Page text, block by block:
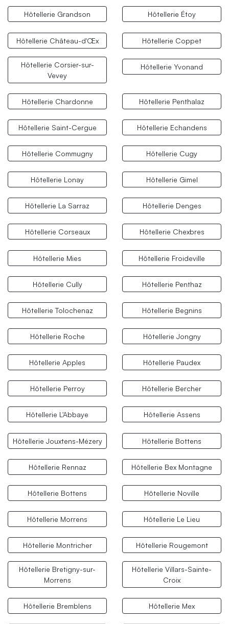
Hôtellerie Grandson Hôtellerie Étoy
Hôtellerie Château-d'Œx Hôtellerie Coppet
Hôtellerie Corsier-sur-
Vevey
Hôtellerie Yvonand
Hôtellerie Chardonne Hôtellerie Penthalaz
Hôtellerie Saint-Cergue Hôtellerie Echandens
Hôtellerie Commugny Hôtellerie Cugy
Hôtellerie Lonay Hôtellerie Gimel
Hôtellerie La Sarraz Hôtellerie Denges
Hôtellerie Corseaux Hôtellerie Chexbres
Hôtellerie Mies Hôtellerie Froideville
Hôtellerie Cully Hôtellerie Penthaz
Hôtellerie Tolochenaz Hôtellerie Begnins
Hôtellerie Roche Hôtellerie Jongny
Hôtellerie Apples Hôtellerie Paudex
Hôtellerie Perroy Hôtellerie Bercher
Hôtellerie L'Abbaye Hôtellerie Assens
Hôtellerie Jouxtens-Mézery Hôtellerie Bottens
Hôtellerie Rennaz Hôtellerie Bex Montagne
Hôtellerie Bottens Hôtellerie Noville
Hôtellerie Morrens Hôtellerie Le Lieu
Hôtellerie Montricher Hôtellerie Rougemont
Hôtellerie Bretigny-sur-
Morrens
Hôtellerie Villars-Sainte-
Croix
Hôtellerie Bremblens Hôtellerie Mex